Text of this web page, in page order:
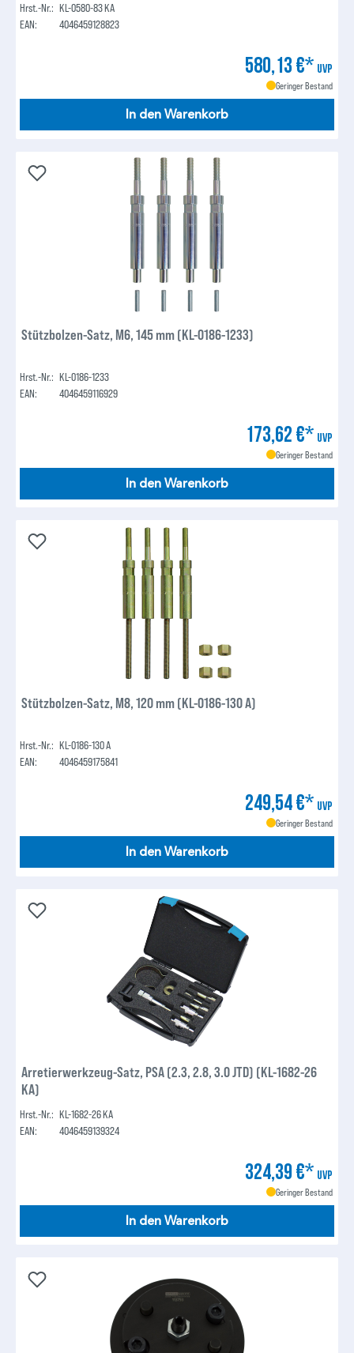
Hrst.-Nr.: KL-0580-83 KA
EAN:
4046459128823
580,13 €* UVP
Geringer Bestand
In den Warenkorb
Stützbolzen-Satz, M6, 145 mm (KL-0186-1233)
Hrst.-Nr.: KL-0186-1233
EAN:
4046459116929
173,62 €* UVP
Geringer Bestand
In den Warenkorb
Stützbolzen-Satz, M8, 120 mm (KL-0186-130 A)
Hrst.-Nr.: KL-0186-130 A
EAN:
4046459175841
249,54 €* UVP
Geringer Bestand
In den Warenkorb
Arretierwerkzeug-Satz, PSA (2.3, 2.8, 3.0 JTD) (KL-1682-26
KA)
Hrst.-Nr.: KL-1682-26 KA
EAN:
4046459139324
324,39 €* UVP
Geringer Bestand
In den Warenkorb